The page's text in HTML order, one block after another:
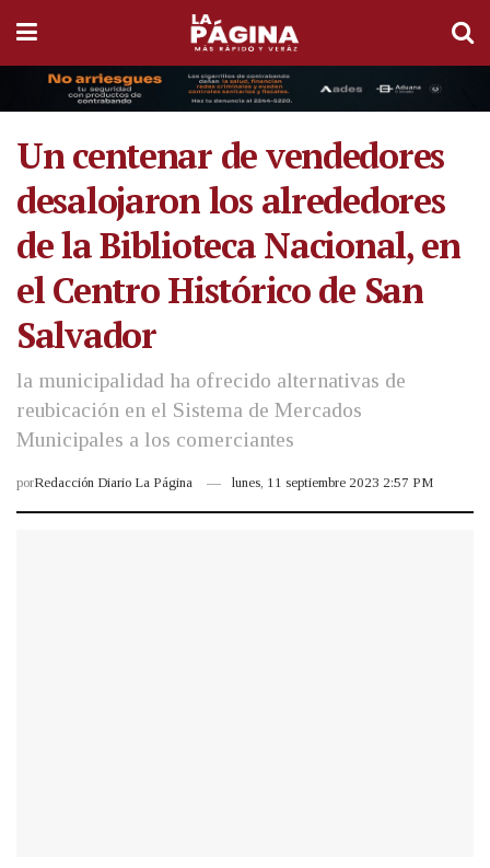
Un centenar de vendedores
desalojaron los alrededores
de la Biblioteca Nacional, en
el Centro Histórico de San
Salvador
la municipalidad ha ofrecido alternativas de
reubicación en el Sistema de Mercados
Municipales a los comerciantes
porRedacción Diario La Página lunes, 11 septiembre 2023 2:57 PM